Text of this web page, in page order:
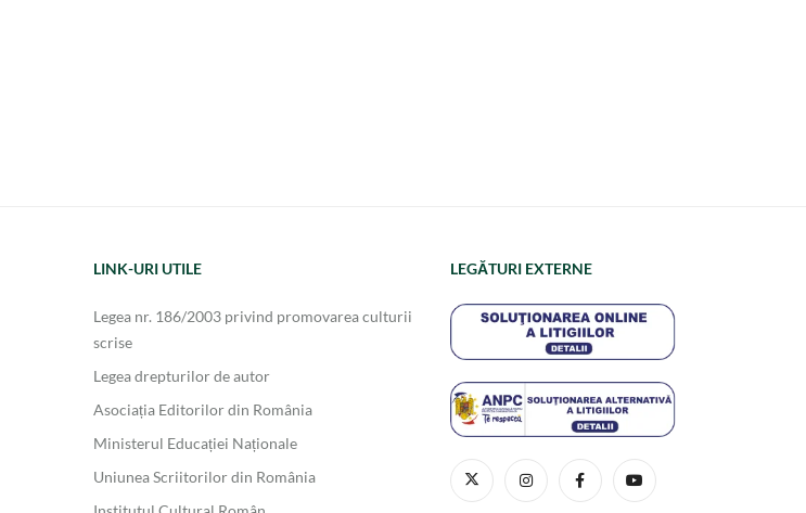
LINK-URI UTILE
Legea nr. 186/2003 privind promovarea culturii
scrise
Legea drepturilor de autor
Asociația Editorilor din România
Ministerul Educației Naționale
Uniunea Scriitorilor din România
LEGĂTURI EXTERNE